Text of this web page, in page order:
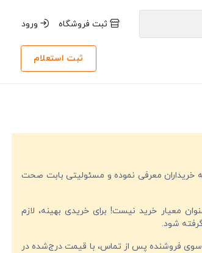
ثبت فروشگاه ورود
ثبت استعلام
به خریداران معرفی نموده و مسئولیتی بابت صحت
معیار خرید نیست! برای خریدی بهینه، لازم
شود.
سوی فروشنده پس از تماس، با قیمت درج‌شده در